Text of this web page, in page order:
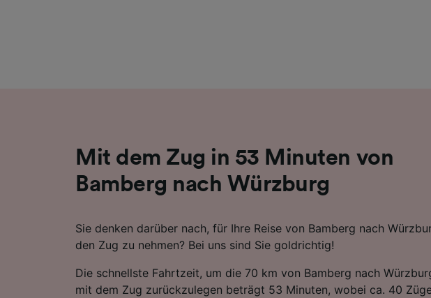
Mit dem Zug in 53 Minuten von
Bamberg nach Würzburg
Sie denken darüber nach, für Ihre Reise von Bamberg nach
den Zug zu nehmen? Bei uns sind Sie goldrichtig!
Die schnellste Fahrtzeit, um die 70 km von Bamberg nach
mit dem Zug zurückzulegen beträgt 53 Minuten, wobei ca. 40